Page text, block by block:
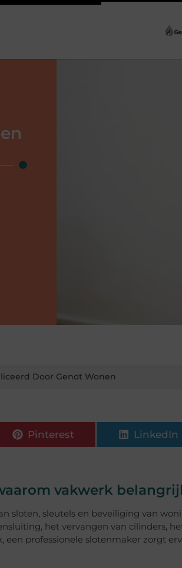
Door Genot Wonen
Pinterest LinkedIn
vakwerk
sloten, sleutels en beveiliging van
het vervangen van cilinders,
een professionele slotenmaker zorgt